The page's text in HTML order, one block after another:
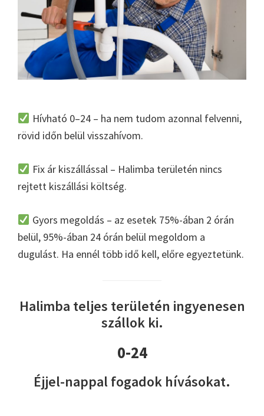
Hívható 0–24 – ha nem tudom azonnal felvenni,
rövid időn belül visszahívom.
Fix ár kiszállással – Halimba területén nincs
rejtett kiszállási költség.
Gyors megoldás – az esetek 75%-ában 2 órán
belül, 95%-ában 24 órán belül megoldom a
dugulást. Ha ennél több idő kell, előre egyeztetünk.
Halimba teljes területén ingyenesen
szállok ki.
0-24
Éjjel-nappal fogadok hívásokat.